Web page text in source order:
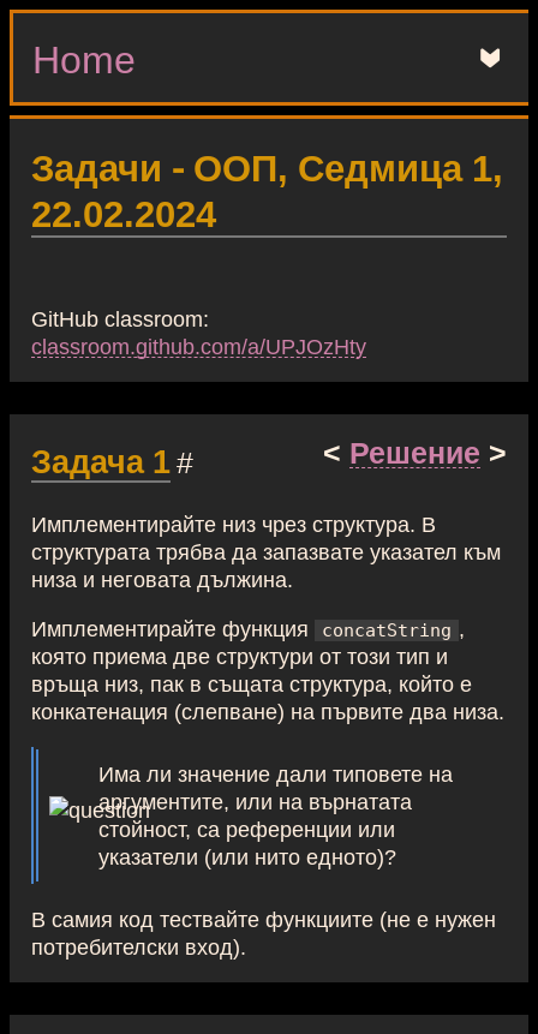
Home ▼
Задачи - ООП, Седмица 1,
22.02.2024
GitHub classroom:
classroom.github.com/a/UPJOzHty
Задача 1 # < Решение >
Имплементирайте низ чрез структура. В
структурата трябва да запазвате указател към
низа и неговата дължина.
Имплементирайте функция concatString
която приема две структури от този тип и
връща низ, пак в същата структура, който е
конкатенация (слепване) на първите два низа.
Има ли значение дали типовете на
аргументите, или на върнатата
стойност, са референции или
указатели (или нито едното)?
В самия код тествайте функциите (не е нужен
потребителски вход).